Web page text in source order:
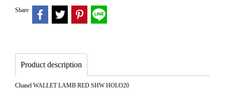
Share
Product description
Chanel WALLET LAMB RED SHW HOLO20